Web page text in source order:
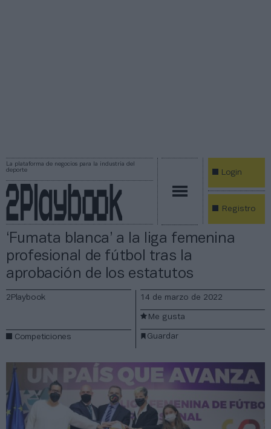
La plataforma de negocios para la industria del
deporte
Login
Registro
‘Fumata blanca’ a la liga femenina
profesional de fútbol tras la
aprobación de los estatutos
2Playbook
Competiciones
14 de marzo de 2022
Guardar
Me gusta